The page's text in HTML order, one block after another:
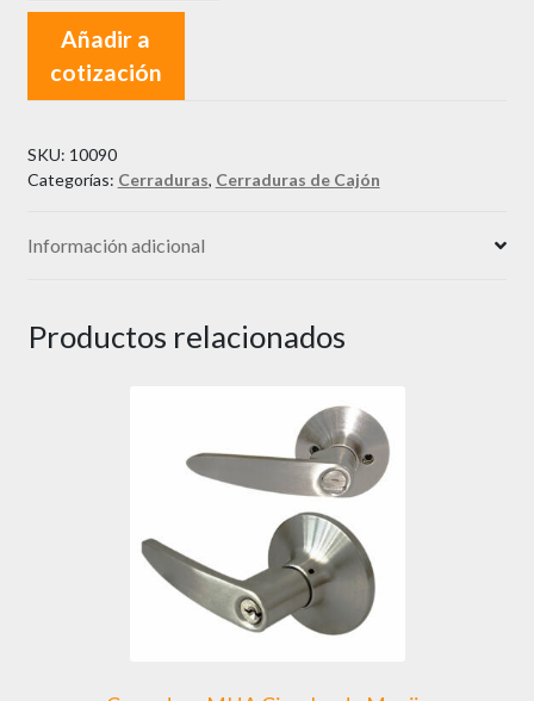
Añadir a
cotización
SKU: 10090
Categorías: Cerraduras, Cerraduras de Cajón
Información adicional
Productos relacionados